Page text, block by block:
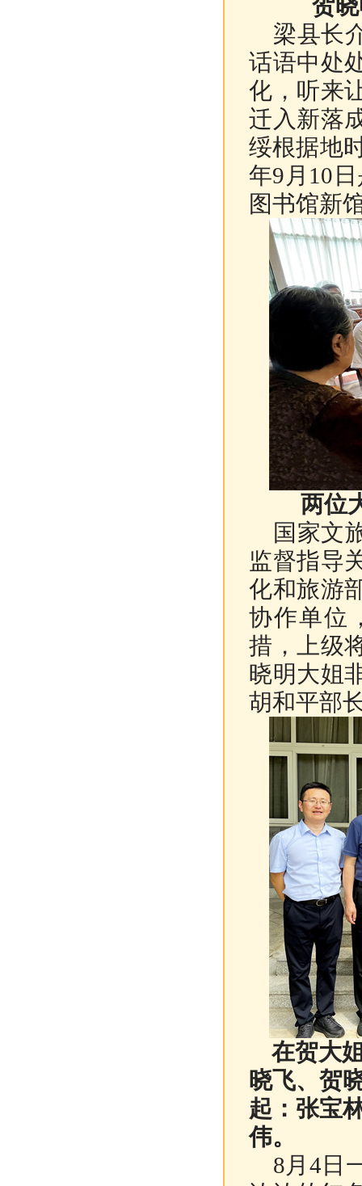
贺
梁县长
话语中处
化，听来
迁入新落
绥根据地
年9月10
图书馆新
两位
国家文
监督指导
化和旅游
协作单位
措，上级
晓明大姐
胡和平部
在贺大
晓飞、贺
起：张宝
伟。
8月4日